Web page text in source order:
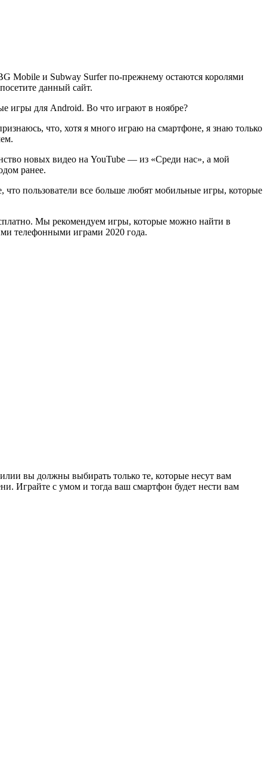
Mobile и Subway Surfer по-прежнему остаются королями
данный сайт.
игры для Android. Во что играют в ноябре?
что, хотя я много играю на смартфоне, я знаю только
новых видео на YouTube — из «Среди нас», а мой
ранее.
пользователи все больше любят мобильные игры, которые
Мы рекомендуем игры, которые можно найти в
телефонными играми 2020 года.
вы должны выбирать только те, которые несут вам
Играйте с умом и тогда ваш смартфон будет нести вам